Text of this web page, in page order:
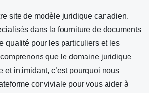
site de modèle juridique canadien.
dans la fourniture de documents
qualité pour les particuliers et les
que le domaine juridique
et intimidant, c’est pourquoi nous
conviviale pour vous aider à